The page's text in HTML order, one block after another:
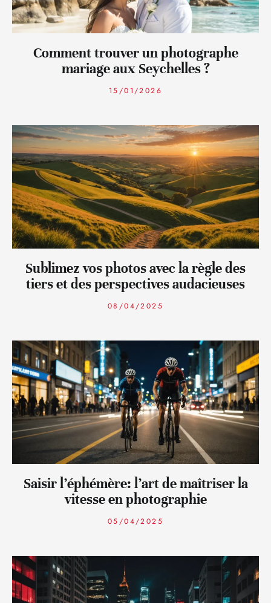
Comment trouver un photographe
mariage aux Seychelles ?
15/01/2026
Sublimez vos photos avec la règle des
tiers et des perspectives audacieuses
08/04/2025
Saisir l’éphémère: l’art de maîtriser la
vitesse en photographie
05/04/2025